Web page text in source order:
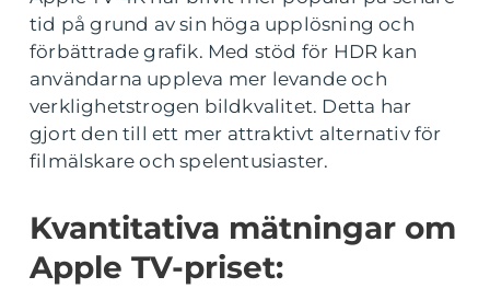
tid på grund av sin höga upplösning och
förbättrade grafik. Med stöd för HDR kan
användarna uppleva mer levande och
verklighetstrogen bildkvalitet. Detta har
gjort den till ett mer attraktivt alternativ för
filmälskare och spelentusiaster.
Kvantitativa mätningar om
Apple TV-priset: